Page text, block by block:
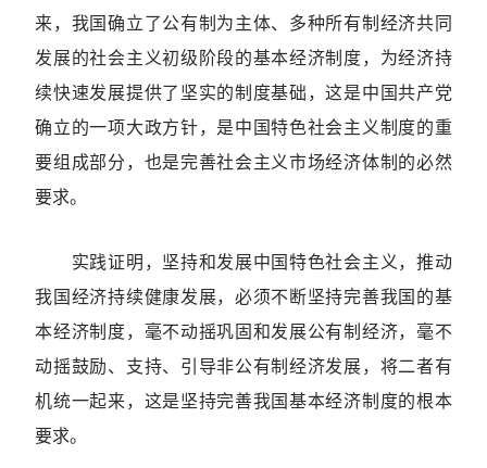
来，我国确立了公有制为主体、多种所有制经济共同
发展的社会主义初级阶段的基本经济制度，为经济持
续快速发展提供了坚实的制度基础，这是中国共产党
确立的一项大政方针，是中国特色社会主义制度的重
要组成部分，也是完善社会主义市场经济体制的必然
要求。
实践证明，坚持和发展中国特色社会主义，推动
我国经济持续健康发展，必须不断坚持完善我国的基
本经济制度，毫不动摇巩固和发展公有制经济，毫不
动摇鼓励、支持、引导非公有制经济发展，将二者有
机统一起来，这是坚持完善我国基本经济制度的根本
要求。